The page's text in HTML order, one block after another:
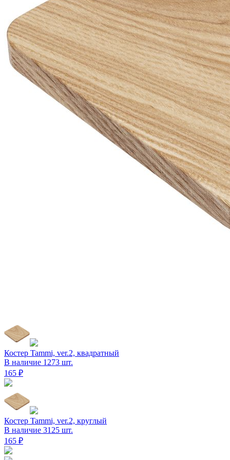
Костер Tammi, ver.2, квадратный
В наличие 1273 шт.
165 ₽
Костер Tammi, ver.2, круглый
В наличие 3125 шт.
165 ₽